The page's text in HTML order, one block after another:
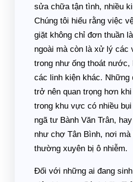
sửa chữa tận tình, nhiều
Chúng tôi hiểu rằng việc
giặt không chỉ đơn thuần
ngoài mà còn là xử lý các
trong như ống thoát nước,
các linh kiện khác. Những
trở nên quan trọng hơn
trong khu vực có nhiều
ngã tư Bành Văn Trân,
như chợ Tân Bình, nơi mà
thường xuyên bị ô nhiễm.
Đối với những ai đang